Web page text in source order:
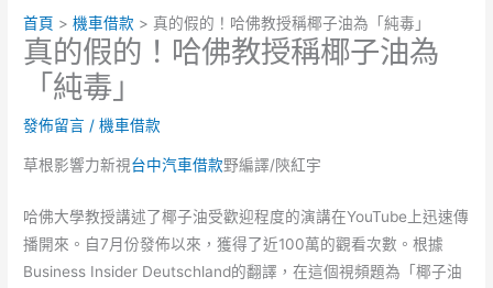
首頁 機車借款 真的假的！哈佛教授稱椰子油為「純毒」
真的假的！哈佛教授稱椰子油為
「純毒」
發佈留言 /機車借款
草根影響力新視台中汽車借款野編譯/陝紅宇
哈佛大學教授講述了椰子油受歡迎程度的演講在YouTube上迅速傳
播開來。自7月份發佈以來，獲得了近100萬的觀看次數。根據
Business Insider Deutschland的翻譯，在這個視頻題為「椰子油